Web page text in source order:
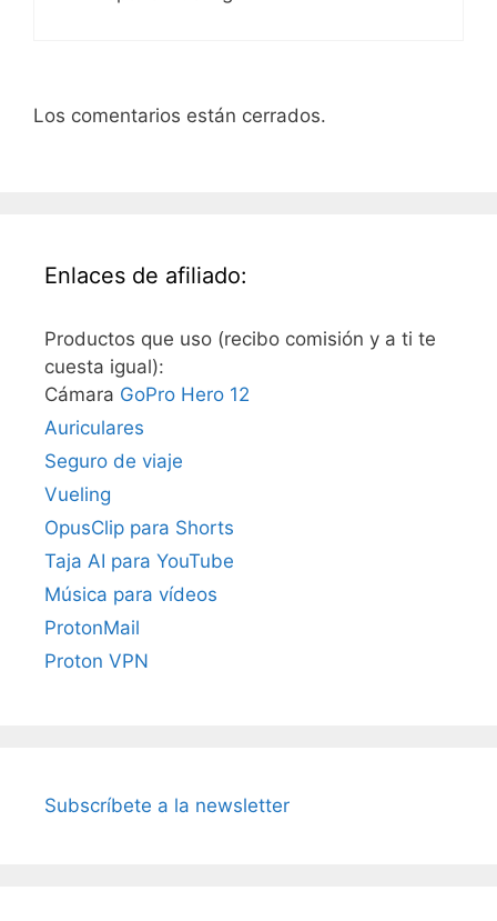
Los comentarios están cerrados.
Enlaces de afiliado:
Productos que uso (recibo comisión y a ti te
cuesta igual):
Cámara GoPro Hero 12
Auriculares
Seguro de viaje
Vueling
OpusClip para Shorts
Taja AI para YouTube
Música para vídeos
ProtonMail
Proton VPN
Subscríbete a la newsletter